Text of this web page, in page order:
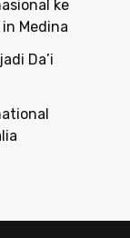
ke
Medina
Da’i